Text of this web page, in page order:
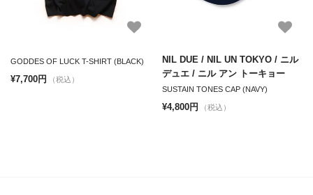
GODDES OF LUCK T-SHIRT (BLACK)
¥7,700円 （税込）
NIL DUE / NIL UN TOKYO / ニル
デュエ / ニル アン トーキョー
SUSTAIN TONES CAP (NAVY)
¥4,800円 （税込）